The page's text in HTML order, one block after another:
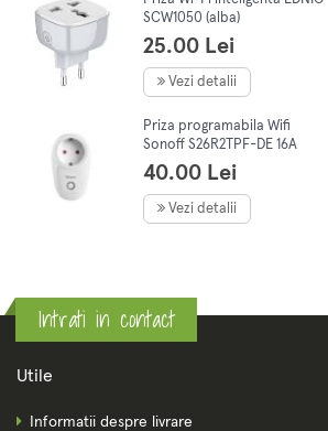
SCW1050 (alba)
25.00 Lei
Vezi detalii
Priza programabila Wifi
Sonoff S26R2TPF-DE 16A
4000W
40.00 Lei
Vezi detalii
Intrati in contact
Utile
Informatii despre livrare